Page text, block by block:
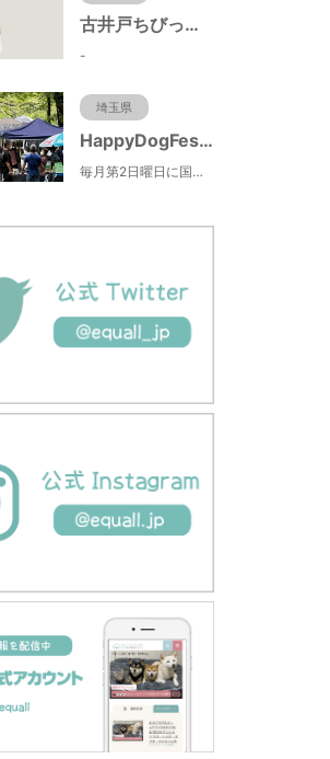
古井戸ちびっ子広場（愛知県大府市）
-
埼玉県
HappyDogFesta(ハッピードッグフェスタ)
毎月第2日曜日に国営武蔵丘陵森林公園で開催されるドッグイベント。森林公園北口からドッグランまでの園路にお買い物ブースやキッチンカーが出店するほか、わんちゃんのしつけ教室やゲーム大会などの参加型コンテンツもあります。（参加料無料）